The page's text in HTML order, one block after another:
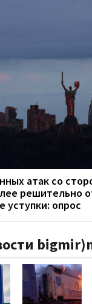
атак со
решительно
уступки: опрос